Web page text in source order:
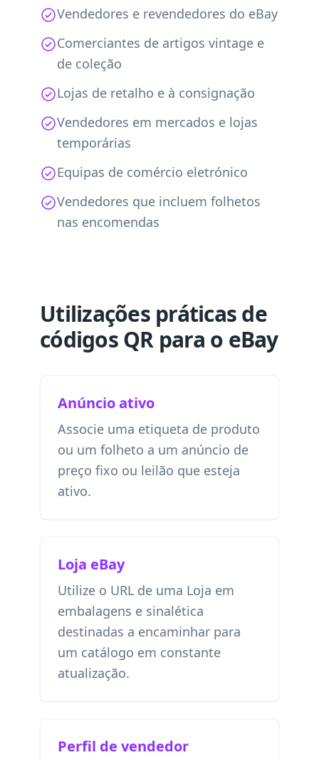
Vendedores e revendedores do eBay
Comerciantes de artigos vintage e
de coleção
Lojas de retalho e à consignação
Vendedores em mercados e lojas
temporárias
Equipas de comércio eletrónico
Vendedores que incluem folhetos
nas encomendas
Utilizações práticas de
códigos QR para o eBay
Anúncio ativo
Associe uma etiqueta de produto
ou um folheto a um anúncio de
preço fixo ou leilão que esteja
ativo.
Loja eBay
Utilize o URL de uma Loja em
embalagens e sinalética
destinadas a encaminhar para
um catálogo em constante
atualização.
Perfil de vendedor